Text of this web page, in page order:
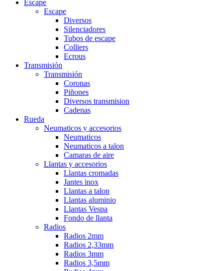
Escape
Escape
Diversos
Silenciadores
Tubos de escape
Colliers
Ecrous
Transmisión
Transmisión
Coronas
Piñones
Diversos transmision
Cadenas
Rueda
Neumaticos y accesorios
Neumaticos
Neumaticos a talon
Camaras de aire
Llantas y accesorios
Llantas cromadas
Jantes inox
Llantas a talon
Llantas aluminio
Llantas Vespa
Fondo de llanta
Radios
Radios 2mm
Radios 2,33mm
Radios 3mm
Radios 3,5mm